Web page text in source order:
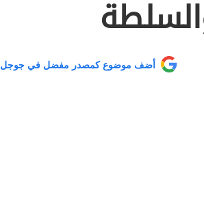
أضف موضوع كمصدر مفضل في جوجل